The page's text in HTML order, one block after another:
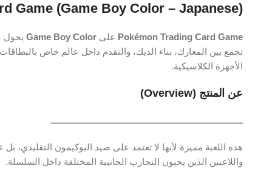
Game (Game Boy Color – Japanese)
Pokémon Trading Card Game على Game Boy Color يحول
تجمع بين المعارك، بناء الديك، والتقدم داخل عالم خاص
الأجهزة الكلاسيكية.
عن المنتج (Overview)
ـــــــــــــــــــــــــــــــــــــــــــــــــــــــــــــــــــــــــــــــ
واللاعبين الذين يحبون التجارب الجانبية المختلفة داخل السلسلة.